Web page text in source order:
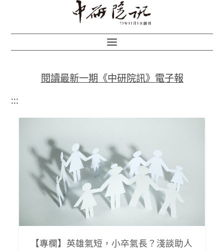
閱讀最新一期《中研院訊》電子報
:::
【專欄】英雄氣短，小卒氣長？淺談助人